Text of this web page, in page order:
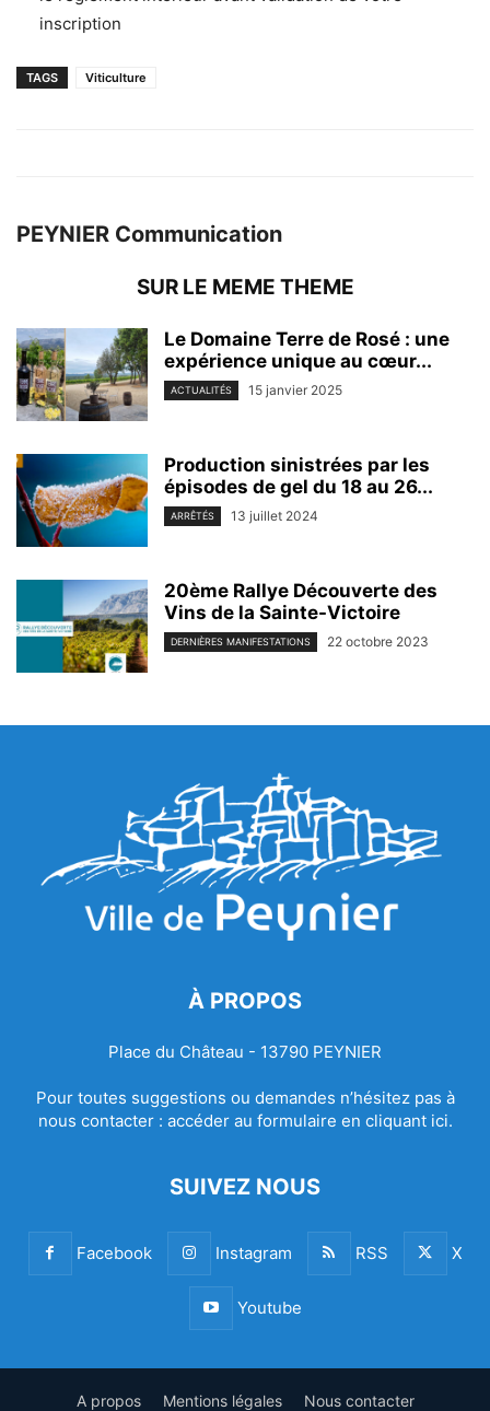
inscription
TAGS Viticulture
PEYNIER Communication
SUR LE MEME THEME
Le Domaine Terre de Rosé : une
expérience unique au cœur...
ACTUALITÉS 15 janvier 2025
Production sinistrées par les
épisodes de gel du 18 au 26...
ARRÊTÉS 13 juillet 2024
20ème Rallye Découverte des
Vins de la Sainte-Victoire
DERNIÈRES MANIFESTATIONS 22 octobre 2023
À PROPOS
Place du Château - 13790 PEYNIER
Pour toutes suggestions ou demandes n’hésitez pas à
nous contacter : accéder au formulaire en cliquant ici.
SUIVEZ NOUS
Facebook Instagram RSS X
Youtube
A propos Mentions légales Nous contacter